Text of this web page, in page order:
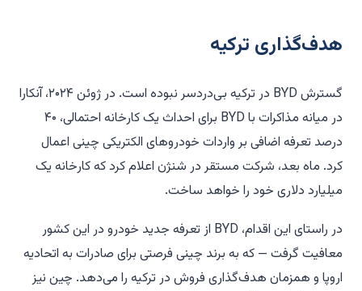
هدف‌گذاری ترکیه
گسترش BYD در ترکیه بی‌دردسر نبوده است. در ژوئن ۲۰۲۴، آنکارا
در میانه مذاکرات با BYD برای احداث یک کارخانه احتمالی، ۴۰
درصد تعرفه اضافی بر واردات خودروهای الکتریکی چینی اعمال
کرد. ماه بعد، شرکت مستقر در شنژن اعلام کرد که کارخانه یک
میلیارد دلاری خود را خواهد ساخت.
در راستای این اقدام، BYD از تعرفه جدید خودرو در این کشور
معافیت گرفت — که به برند چینی فرصتی برای صادرات به اتحادیه
اروپا و همزمان هدف‌گذاری فروش در ترکیه را می‌دهد. چین نیز